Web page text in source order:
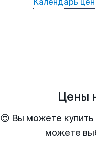
Цены
😍 Вы можете купить
можете